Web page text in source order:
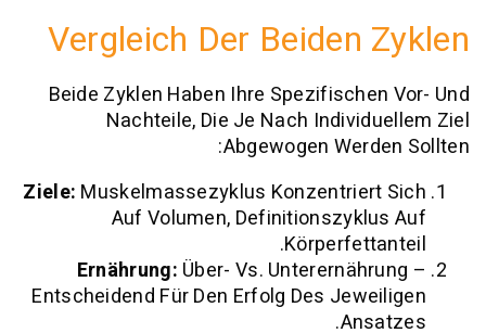
Vergleich Der Beiden
Beide Zyklen Haben Ihre
Nachteile, Die Je Nach
Abgewogen
Ziele:Muskelmassezyklus
Auf Volumen,
Ernährung:Über- Vs.
Entscheidend Für Den Erfolg Des